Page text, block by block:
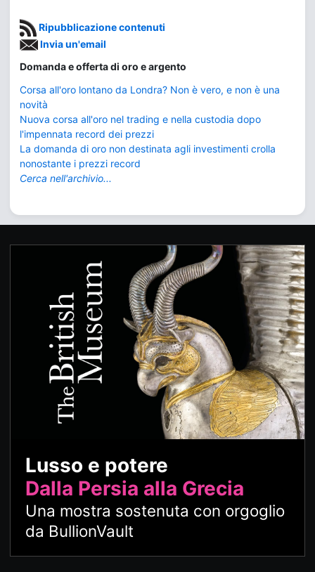
Ripubblicazione contenuti
Invia un'email
Domanda e offerta di oro e argento
Corsa all'oro lontano da Londra? Non è vero, e non è una
novità
Nuova corsa all'oro nel trading e nella custodia dopo
l'impennata record dei prezzi
La domanda di oro non destinata agli investimenti crolla
nonostante i prezzi record
Cerca nell'archivio...
Lusso e potere
Dalla Persia alla Grecia
Una mostra sostenuta con orgoglio
da BullionVault